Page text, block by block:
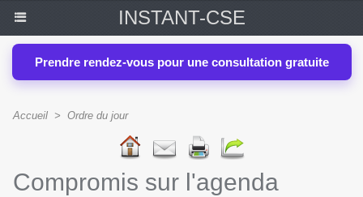
INSTANT-CSE
Prendre rendez-vous pour une consultation gratuite
Accueil > Ordre du jour
Compromis sur l'agenda